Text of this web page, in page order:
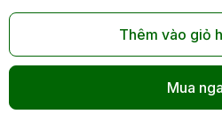
Thêm vào giỏ
Mua